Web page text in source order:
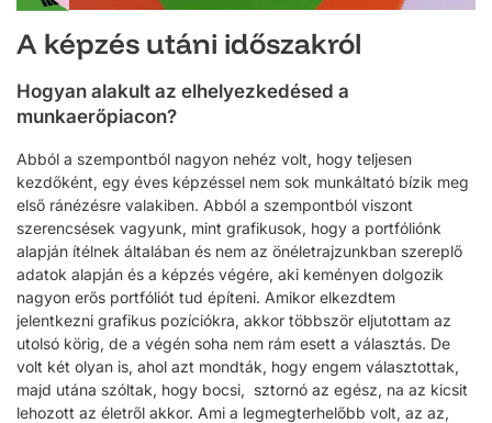
A képzés utáni időszakról
Hogyan alakult az elhelyezkedésed a
munkaerőpiacon?
Abból a szempontból nagyon nehéz volt, hogy teljesen
kezdőként, egy éves képzéssel nem sok munkáltató bízik meg
első ránézésre valakiben. Abból a szempontból viszont
szerencsések vagyunk, mint grafikusok, hogy a portfóliónk
alapján ítélnek általában és nem az önéletrajzunkban szereplő
adatok alapján és a képzés végére, aki keményen dolgozik
nagyon erős portfóliót tud építeni. Amikor elkezdtem
jelentkezni grafikus pozíciókra, akkor többször eljutottam az
utolsó körig, de a végén soha nem rám esett a választás. De
volt két olyan is, ahol azt mondták, hogy engem választottak,
majd utána szóltak, hogy bocsi, sztornó az egész, na az kicsit
lehozott az életről akkor. Ami a legmegterhelőbb volt, az az,